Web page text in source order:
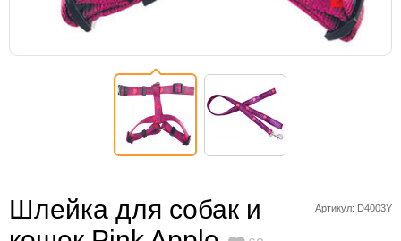
Артикул: D4003Y
Шлейка для собак и